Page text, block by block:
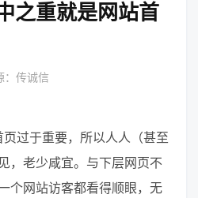
之重就是网站首
：传诚信
页过于重要，所以人人（甚至
，老少咸宜。与下层网页不
个网站访客都看得顺眼，无